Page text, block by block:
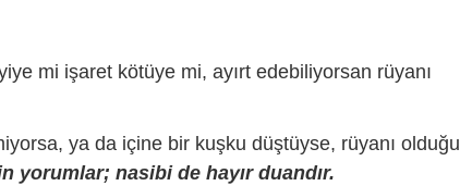
mi işaret kötüye mi, ayırt edebiliyorsan rüyanı
ya da içine bir kuşku düştüyse, rüyanı olduğu
yorumlar; nasibi de hayır duandır.